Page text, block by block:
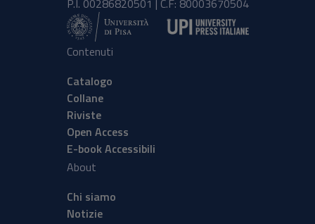
Contenuti
Catalogo
Collane
Riviste
Open Access
E-book Accessibili
About
Chi siamo
Notizie